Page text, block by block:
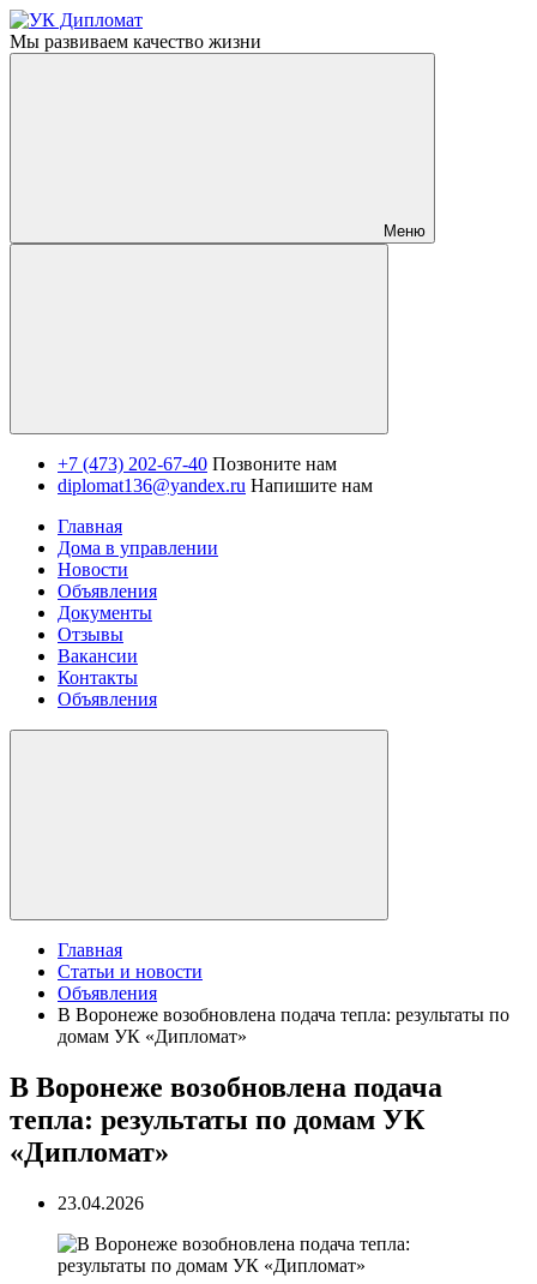
Мы развиваем качество жизни
Меню
+7 (473) 202-67-40 Позвоните нам
diplomat136@yandex.ru Напишите нам
Главная
Дома в управлении
Новости
Объявления
Документы
Отзывы
Вакансии
Контакты
Объявления
Главная
Статьи и новости
Объявления
В Воронеже возобновлена подача тепла: результаты по
домам УК «Дипломат»
В Воронеже возобновлена подача
тепла: результаты по домам УК
«Дипломат»
23.04.2026